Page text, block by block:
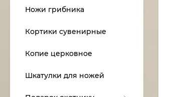
Ножи грибника
Кортики сувенирные
Копие церковное
Шкатулки для ножей